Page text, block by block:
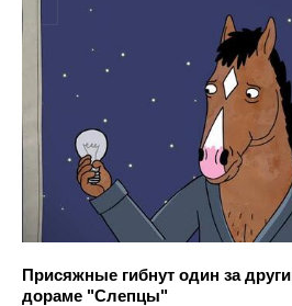
Присяжные гибнут один за
дораме "Слепцы"